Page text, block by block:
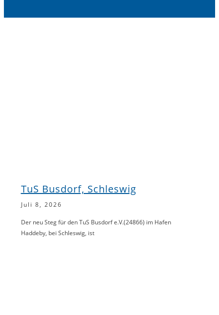
TuS Busdorf, Schleswig
Juli 8, 2026
Der neu Steg für den TuS Busdorf e.V.(24866) im Hafen
Haddeby, bei Schleswig, ist